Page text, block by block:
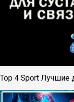
Top 4 Sport Лучшие